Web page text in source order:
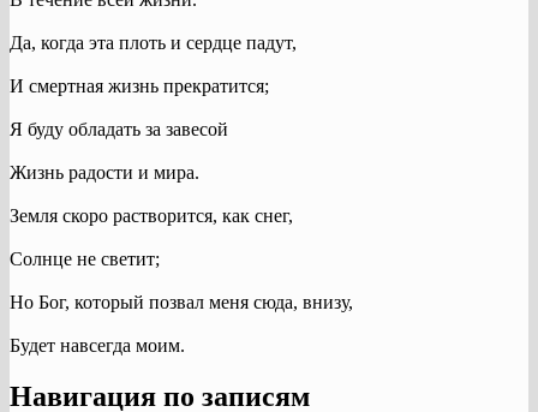
Да, когда эта плоть и сердце падут,
И смертная жизнь прекратится;
Я буду обладать за завесой
Жизнь радости и мира.
Земля скоро растворится, как снег,
Солнце не светит;
Но Бог, который позвал меня сюда, внизу,
Будет навсегда моим.
Навигация по записям